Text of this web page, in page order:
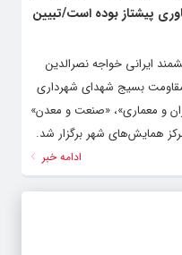
پیشتاز بوده است/تبیین
ایرانی خواجه نصرالدین
بسیج شهدای شهرداری
و معماری»، «صنعت و معدن»
همایش‌های شهر برگزار شد.
ادامه خبر